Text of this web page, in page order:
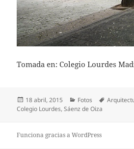
Tomada en: Colegio Lourdes
Publicado
el
18 abril, 2015 Categorías
Fotos Etiquetas
Colegio Lourdes,Sáenz de Oiza
Funciona gracias a WordPress